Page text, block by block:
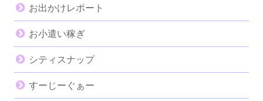
お出かけレポート
お小遣い稼ぎ
シティスナップ
すーじーぐぁー